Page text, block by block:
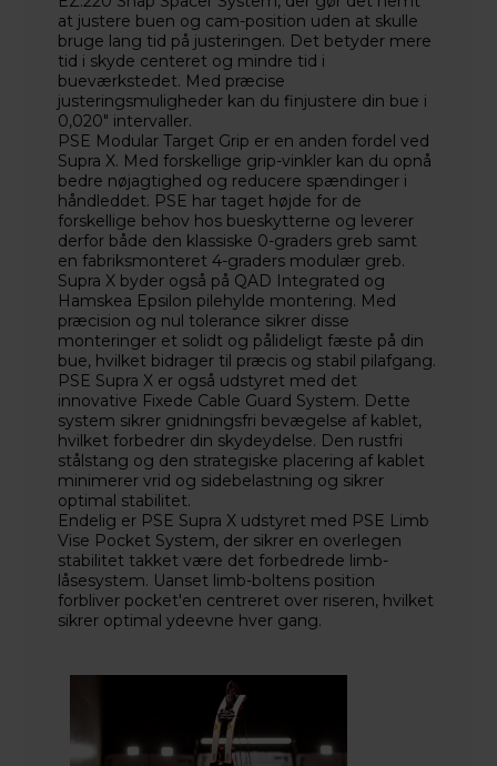
at justere buen og cam-position uden at skulle
bruge lang tid på justeringen. Det betyder mere
tid i skyde centeret og mindre tid i
bueværkstedet. Med præcise
justeringsmuligheder kan du finjustere din bue i
0,020" intervaller.
PSE Modular Target Grip er en anden fordel ved
Supra X. Med forskellige grip-vinkler kan du opnå
bedre nøjagtighed og reducere spændinger i
håndleddet. PSE har taget højde for de
forskellige behov hos bueskytterne og leverer
derfor både den klassiske 0-graders greb samt
en fabriksmonteret 4-graders modulær greb.
Supra X byder også på QAD Integrated og
Hamskea Epsilon pilehylde montering. Med
præcision og nul tolerance sikrer disse
monteringer et solidt og pålideligt fæste på din
bue, hvilket bidrager til præcis og stabil pilafgang.
PSE Supra X er også udstyret med det
innovative Fixede Cable Guard System. Dette
system sikrer gnidningsfri bevægelse af kablet,
hvilket forbedrer din skydeydelse. Den rustfri
stålstang og den strategiske placering af kablet
minimerer vrid og sidebelastning og sikrer
optimal stabilitet.
Endelig er PSE Supra X udstyret med PSE Limb
Vise Pocket System, der sikrer en overlegen
stabilitet takket være det forbedrede limb-
låsesystem. Uanset limb-boltens position
forbliver pocket'en centreret over riseren, hvilket
sikrer optimal ydeevne hver gang.